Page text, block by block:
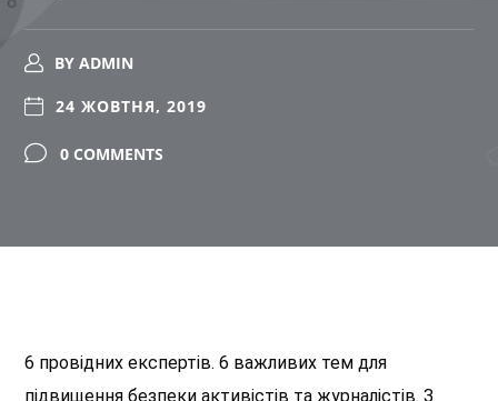
BY ADMIN
24 ЖОВТНЯ, 2019
0 COMMENTS
6 провідних експертів. 6 важливих тем для
підвищення безпеки активістів та журналістів. З